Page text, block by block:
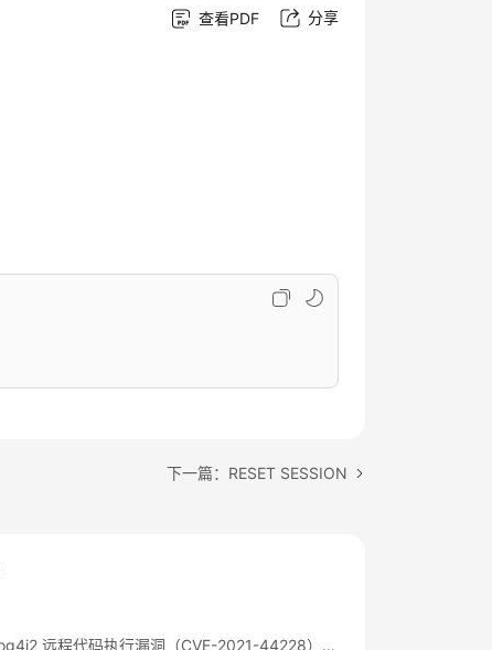
查看PDF 分享
下一篇：RESET SESSION
Apache Log4j2 远程代码执行漏洞（CVE-2021-44228）公告